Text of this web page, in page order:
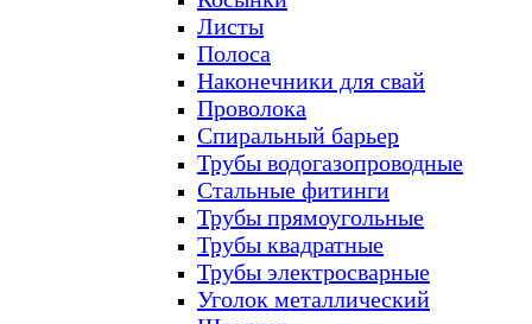
Листы
Полоса
Наконечники для свай
Проволока
Спиральный барьер
Трубы водогазопроводные
Стальные фитинги
Трубы прямоугольные
Трубы квадратные
Трубы электросварные
Уголок металлический